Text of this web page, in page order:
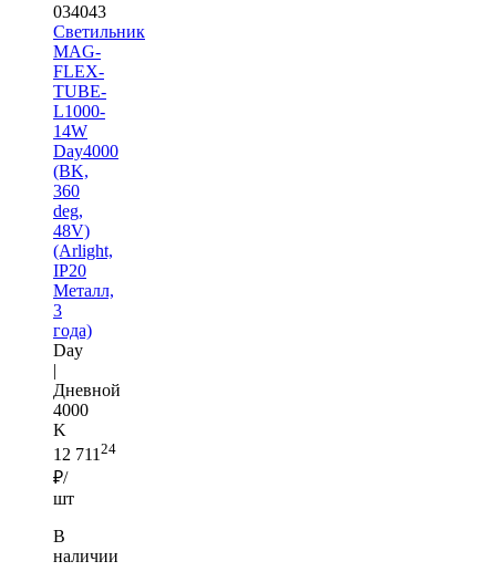
034043
Светильник
MAG-
FLEX-
TUBE-
L1000-
14W
Day4000
(BK,
360
deg,
48V)
(Arlight,
IP20
Металл,
3
года)
Day
|
Дневной
4000
K
12 711 24
₽/
шт
В
наличии